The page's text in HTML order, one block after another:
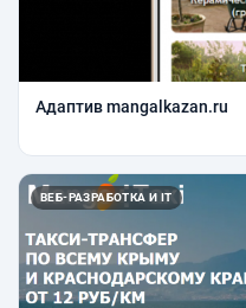
Адаптив mangalkazan.ru
ВЕБ-РАЗРАБОТКА И IT